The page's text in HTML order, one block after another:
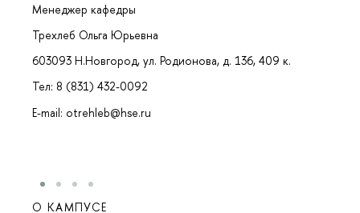
Менеджер кафедры
Трехлеб Ольга Юрьевна
603093 Н.Новгород, ул. Родионова, д. 136, 409 к.
Тел: 8 (831) 432-0092
E-mail: otrehleb@hse.ru
О КАМПУСЕ